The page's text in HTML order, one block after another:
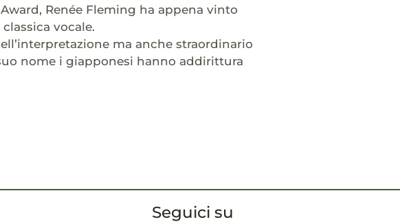
Renée Fleming ha appena vinto
vocale.
ma anche straordinario
nome i giapponesi hanno addirittura
Seguici su